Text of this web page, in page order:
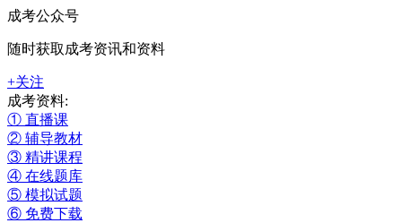
成考公众号
随时获取成考资讯和资料
+关注
成考资料:
① 直播课
② 辅导教材
③ 精讲课程
④ 在线题库
⑤ 模拟试题
⑥ 免费下载